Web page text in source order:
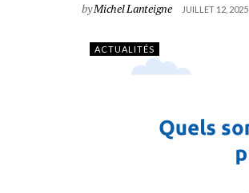
byMichel Lanteigne JUILLET 12, 2025
ACTUALITÉS